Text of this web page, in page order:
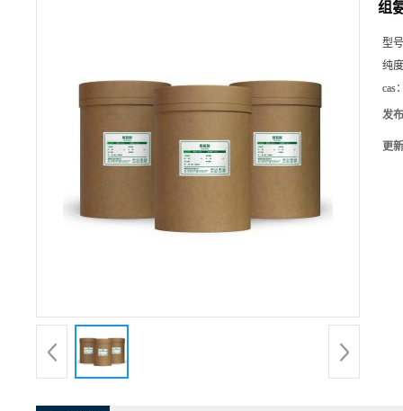
组
型
纯
cas
发
更